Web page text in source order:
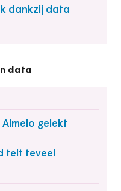
dankzij data
data
Almelo gelekt
telt teveel